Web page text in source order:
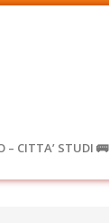
– CITTA’ STUDI 🚌